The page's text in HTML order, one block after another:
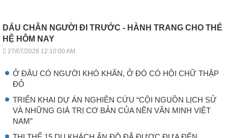
DẤU CHÂN NGƯỜI ĐI TRƯỚC - HÀNH TRANG CHO THẾ
HỆ HÔM NAY
27/07/2026 12:10:00 AM
Ở ĐÂU CÓ NGƯỜI KHÓ KHĂN, Ở ĐÓ CÓ HỘI CHỮ THẬP
ĐỎ
TRIỂN KHAI DỰ ÁN NGHIÊN CỨU “CỘI NGUỒN LỊCH SỬ
VÀ NHỮNG GIÁ TRỊ CƠ BẢN CỦA NỀN VĂN MINH VIỆT
NAM”